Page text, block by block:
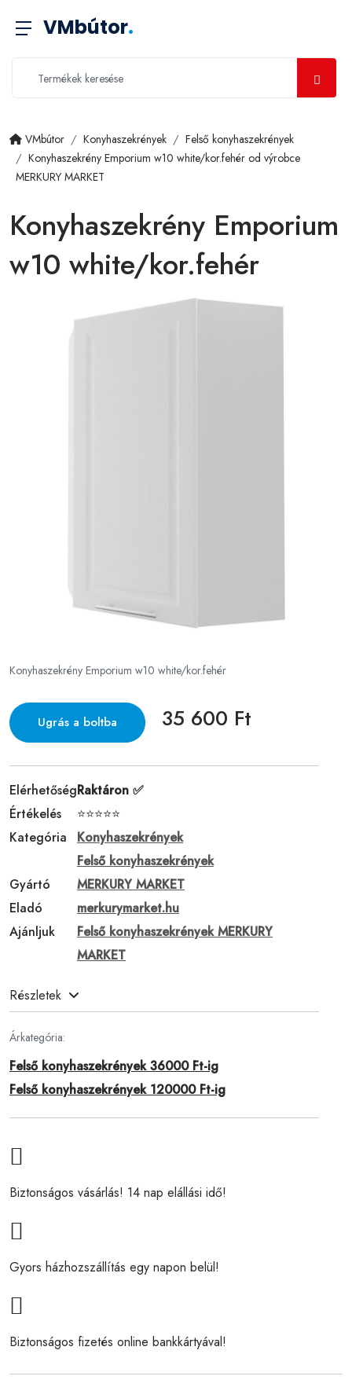
VMbútor.
VMbútor Konyhaszekrények
Felső konyhaszekrények
Konyhaszekrény Emporium w10 white/kor.fehér od výrobce
MERKURY MARKET
Konyhaszekrény Emporium
w10 white/kor.fehér
Konyhaszekrény Emporium w10 white/kor.fehér
Ugrás a boltba 35 600 Ft
ElérhetőségRaktáron ✅
Értékelés
⭐⭐⭐⭐⭐
Kategória
Konyhaszekrények
Felső konyhaszekrények
Gyártó
MERKURY MARKET
Eladó
merkurymarket.hu
Ajánljuk
Felső konyhaszekrények MERKURY
MARKET
Részletek
Árkategória:
Felső konyhaszekrények 36000 Ft-ig
Felső konyhaszekrények 120000 Ft-ig
Biztonságos vásárlás! 14 nap elállási idő!
Gyors házhozszállítás egy napon belül!
Biztonságos fizetés online bankkártyával!